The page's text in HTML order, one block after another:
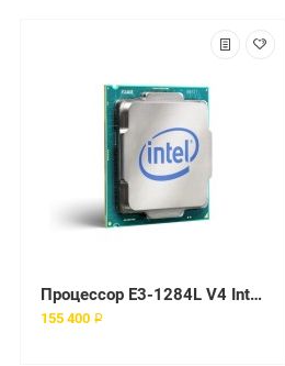
Процессор E3-1284L V4 Intel 2900Mhz
155 400 ₽